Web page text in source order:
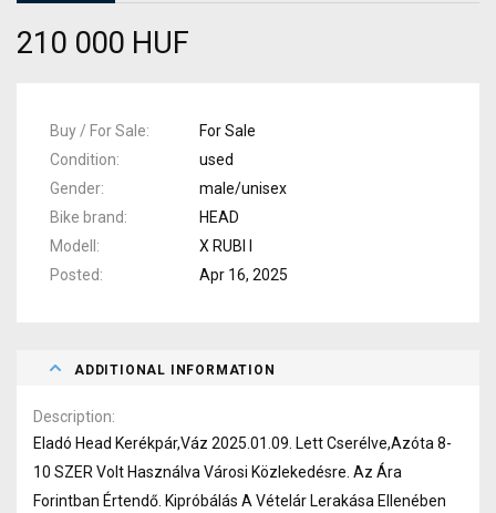
210 000 HUF
Buy / For Sale
For Sale
Condition
used
Gender
male/unisex
Bike brand
HEAD
Modell
X RUBI I
Posted
Apr 16, 2025
ADDITIONAL INFORMATION
Description
Eladó Head Kerékpár,Váz 2025.01.09. Lett Cserélve,Azóta 8-
10 SZER Volt Használva Városi Közlekedésre. Az Ára
Forintban Értendő. Kipróbálás A Vételár Lerakása Ellenében